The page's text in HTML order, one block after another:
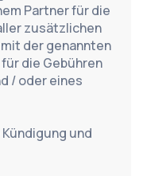
Partner für die
zusätzlichen
der genannten
die Gebühren
/ oder eines
und